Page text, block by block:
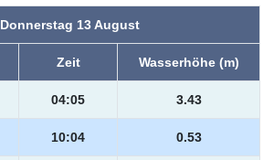
Donnerstag 13 August
Zeit Wasserhöhe (m)
04:05 3.43
10:04 0.53